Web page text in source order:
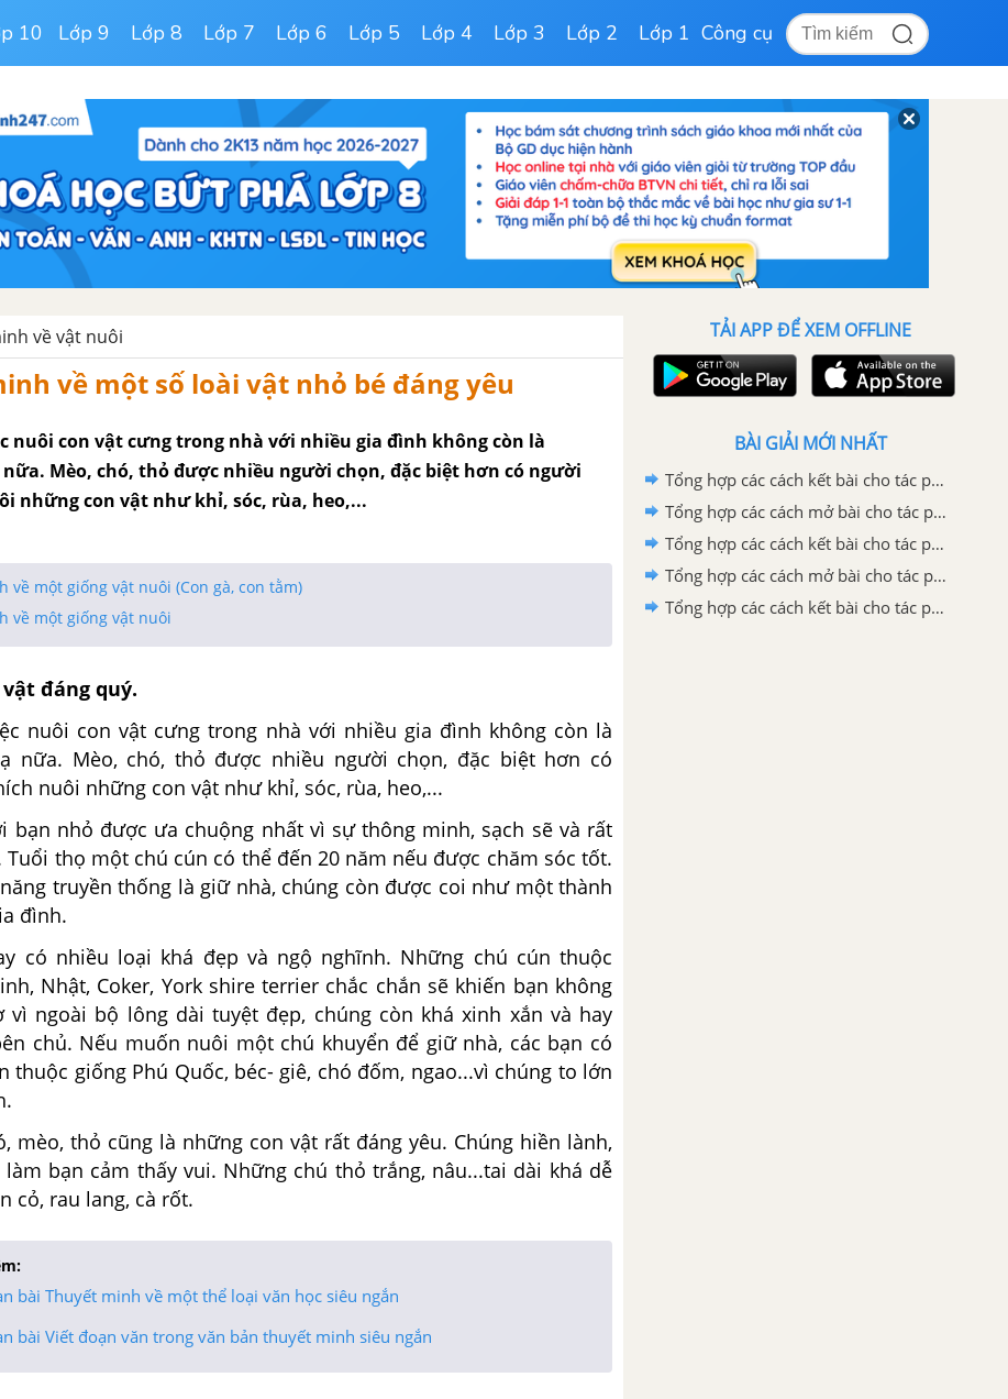
10 Lớp 9 Lớp 8 Lớp 7 Lớp 6 Lớp 5 Lớp 4 Lớp 3 Lớp 2 Lớp 1 Công cụ
về vật nuôi
về một số loài vật nhỏ bé đáng yêu
nuôi con vật cưng trong nhà với nhiều gia đình không còn là
Mèo, chó, thỏ được nhiều người chọn, đặc biệt hơn có người
những con vật như khỉ, sóc, rùa, heo,...
về một giống vật nuôi (Con gà, con tằm)
về một giống vật nuôi
đáng quý.
nuôi con vật cưng trong nhà với nhiều gia đình không còn là
nữa. Mèo, chó, thỏ được nhiều người chọn, đặc biệt hơn có
nuôi những con vật như khỉ, sóc, rùa, heo,...
bạn nhỏ được ưa chuộng nhất vì sự thông minh, sạch sẽ và rất
thọ một chú cún có thể đến 20 năm nếu được chăm sóc tốt.
truyền thống là giữ nhà, chúng còn được coi như một thành
đình.
có nhiều loại khá đẹp và ngộ nghĩnh. Những chú cún thuộc
Nhật, Coker, York shire terrier chắc chắn sẽ khiến bạn không
vì ngoài bộ lông dài tuyệt đẹp, chúng còn khá xinh xắn và hay
chủ. Nếu muốn nuôi một chú khuyển để giữ nhà, các bạn có
thuộc giống Phú Quốc, béc- giê, chó đốm, ngao...vì chúng to lớn
mèo, thỏ cũng là những con vật rất đáng yêu. Chúng hiền lành,
bạn cảm thấy vui. Những chú thỏ trắng, nâu...tai dài khá dễ
cỏ, rau lang, cà rốt.
bài Thuyết minh về một thể loại văn học siêu ngắn
bài Viết đoạn văn trong văn bản thuyết minh siêu ngắn
TẢI APP ĐỂ XEM OFFLINE
BÀI GIẢI MỚI NHẤT
Tổng hợp các cách kết bài cho tác phẩm Ông Giuốc-đanh mặc lễ phục
Tổng hợp các cách mở bài cho tác phẩm Ông Giuốc-đanh mặc lễ phục
Tổng hợp các cách kết bài cho tác phẩm Đi bộ ngao du
Tổng hợp các cách mở bài cho tác phẩm Đi bộ ngao du
Tổng hợp các cách kết bài cho tác phẩm Thuế máu